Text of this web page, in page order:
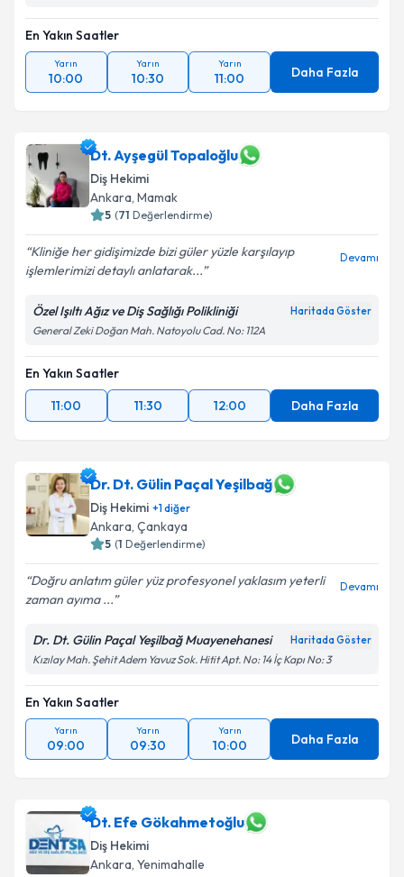
En Yakın Saatler
Yarın
10:00
Yarın
10:30
Yarın
11:00 Daha Fazla
Dt. Ayşegül Topaloğlu
Diş Hekimi
Ankara, Mamak
5 (71 Değerlendirme)
Kliniğe her gidişimizde bizi güler yüzle karşılayıp
işlemlerimizi detaylı anlatarak...
Devamı
Özel Işıltı Ağız ve Diş Sağlığı Polikliniği Haritada Göster
General Zeki Doğan Mah. Natoyolu Cad. No: 112A
En Yakın Saatler
11:00
11:30 12:00 Daha Fazla
Dr. Dt. Gülin Paçal Yeşilbağ
Diş Hekimi +1diğer
Ankara, Çankaya
5 (1 Değerlendirme)
Doğru anlatım güler yüz profesyonel yaklasım yeterli
zaman ayıma ...
Devamı
Dr. Dt. Gülin Paçal Yeşilbağ Muayenehanesi Haritada Göster
Kızılay Mah. Şehit Adem Yavuz Sok. Hitit Apt. No: 14 İç Kapı No: 3
En Yakın Saatler
Yarın
09:00
Yarın
09:30
Yarın
10:00 Daha Fazla
Dt. Efe Gökahmetoğlu
Diş Hekimi
Ankara, Yenimahalle